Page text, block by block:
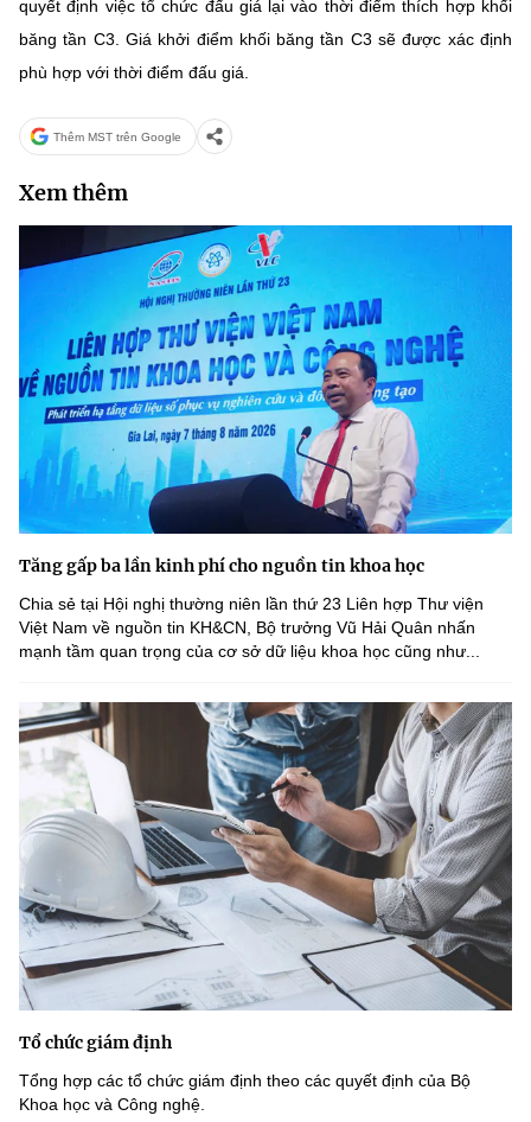
Giám đốc Trung tâm Truyền thông Khoa học và Công nghệ.
Liên hệ
Điện thoại: 024 3936 9506
Email:stc@mst.gov.vn
©2026 Bản quyền thuộc Bộ Khoa Học và Công Nghệ
(Ghi rõ nguồn "https://mst.gov.vn" khi phát hành lại thông tin từ
quyết định việc tổ chức đấu giá lại vào thời điểm thích hợp khối
băng tần C3. Giá khởi điểm khối băng tần C3 sẽ được xác định
phù hợp với thời điểm đấu giá.
Thêm MST trên Google
Xem thêm
Tăng gấp ba lần kinh phí cho nguồn tin khoa học
Chia sẻ tại Hội nghị thường niên lần thứ 23 Liên hợp Thư viện
Việt Nam về nguồn tin KH&CN, Bộ trưởng Vũ Hải Quân nhấn
mạnh tầm quan trọng của cơ sở dữ liệu khoa học cũng như...
Tổ chức giám định
Tổng hợp các tổ chức giám định theo các quyết định của Bộ
Khoa học và Công nghệ.